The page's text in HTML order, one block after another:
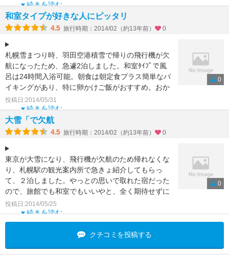
続きを読む
和室タイプが好きな人にピッタリ
4.5 旅行時期：2014/02（約13年前） 0
札幌雪まつり時、羽田空港積雪で帰りの飛行機が欠
航になったため、急遽2泊しました。和室ﾀｲﾌﾟで風
呂は24時間入浴可能。朝食は朝定食プラス簡単なバ
イキングがあり、特に卵かけご飯がおすすめ。おか
ずもおいし
続きを読む
投稿日:2014/05/31
0
大雪「で欠航
4.5 旅行時期：2014/02（約13年前） 0
東京が大雪になり、飛行機が欠航のため帰れなくな
り、札幌駅の観光案内所で急きょ紹介してもらっ
て、２泊しました。やっとの思いで取れた宿だった
ので、旅館でも和室でもいいやと、全く期待せずに
行きましたが、スタ
続きを読む
投稿日:2014/05/25
0
クチコミを投稿する